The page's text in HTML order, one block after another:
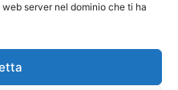
server nel dominio che ti ha
Gulliver S.r.l. - Tutti i diritti sono
01729550697